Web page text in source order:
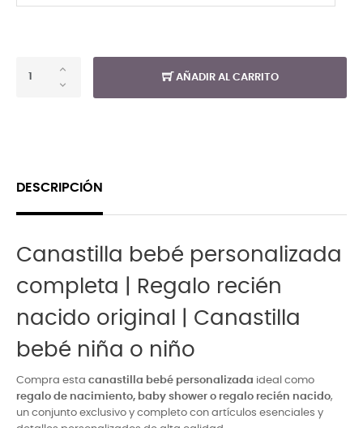
AÑADIR AL CARRITO
DESCRIPCIÓN
Canastilla bebé personalizada
completa | Regalo recién
nacido original | Canastilla
bebé niña o niño
Compra esta canastilla bebé personalizada ideal como
regalo de nacimiento, baby shower o regalo recién nacido,
un conjunto exclusivo y completo con artículos esenciales y